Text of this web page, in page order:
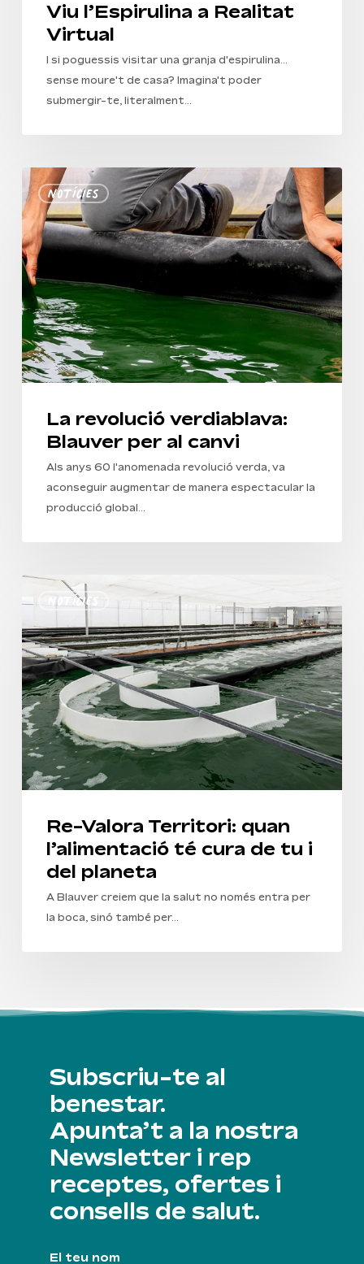
No hi ha productes a
la cistella.
Anar A La Botiga
Viu l’Espirulina a Realitat
Virtual
I si poguessis visitar una granja d'espirulina...
sense moure't de casa? Imagina't poder
submergir-te, literalment…
Notícies
La
revolució
verdiablava:
Blauver
per
al
canvi
La revolució verdiablava:
Blauver per al canvi
Als anys 60 l'anomenada revolució verda, va
aconseguir augmentar de manera espectacular la
producció global…
Notícies
Re-
Valora
Territori:
quan
l’alimentació
té
cura
de
tu
del
Re-Valora Territori: quan
l’alimentació té cura de tu i
del planeta
A Blauver creiem que la salut no només entra per
la boca, sinó també per…
Subscriu-te al
benestar.
Apunta’t a la nostra
Newsletter i rep
receptes, ofertes i
consells de salut.
El teu nom